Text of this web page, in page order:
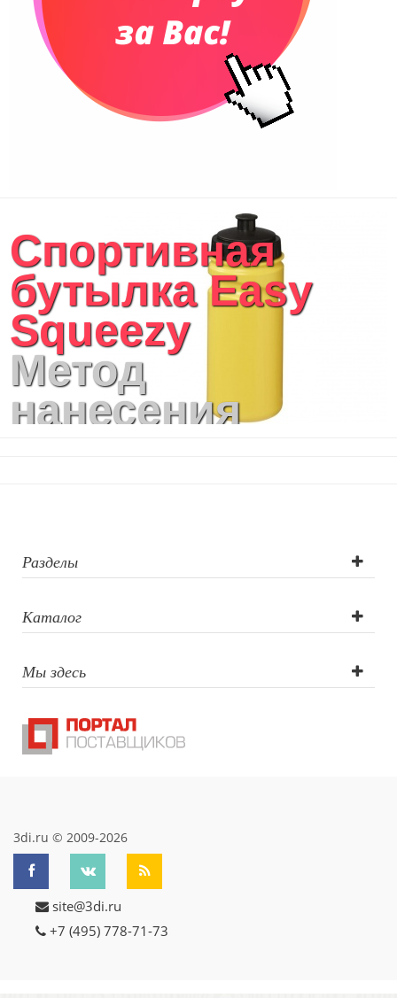
Спортивная
бутылка Easy
Squeezy
Метод
нанесения
Разделы
Каталог
Мы здесь
3di.ru © 2009-2026
site@3di.ru
+7 (495) 778-71-73